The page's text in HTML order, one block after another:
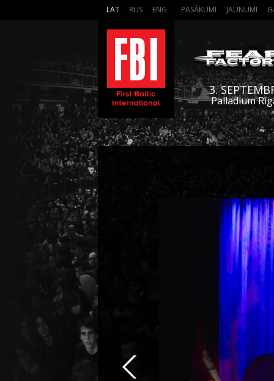
LAT RUS ENG PASĀKUMI JAUNUMI
3.
Palladium